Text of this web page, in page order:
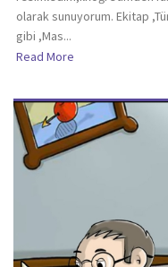
olarak sunuyorum. Ekitap
gibi ,Mas...
Read More